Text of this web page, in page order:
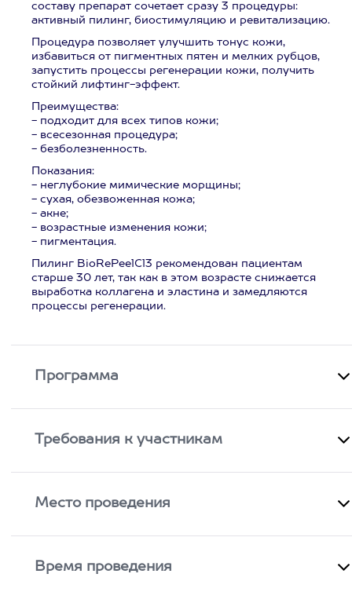
составу препарат сочетает сразу 3 процедуры:
активный пилинг, биостимуляцию и ревитализацию.
Процедура позволяет улучшить тонус кожи,
избавиться от пигментных пятен и мелких рубцов,
запустить процессы регенерации кожи, получить
стойкий лифтинг-эффект.
Преимущества:
- подходит для всех типов кожи;
- всесезонная процедура;
- безболезненность.
Показания:
- неглубокие мимические морщины;
- сухая, обезвоженная кожа;
- акне;
- возрастные изменения кожи;
- пигментация.
Пилинг BioRePeelCl3 рекомендован пациентам
старше 30 лет, так как в этом возрасте снижается
выработка коллагена и эластина и замедляются
процессы регенерации.
Программа
Требования к участникам
Место проведения
Время проведения